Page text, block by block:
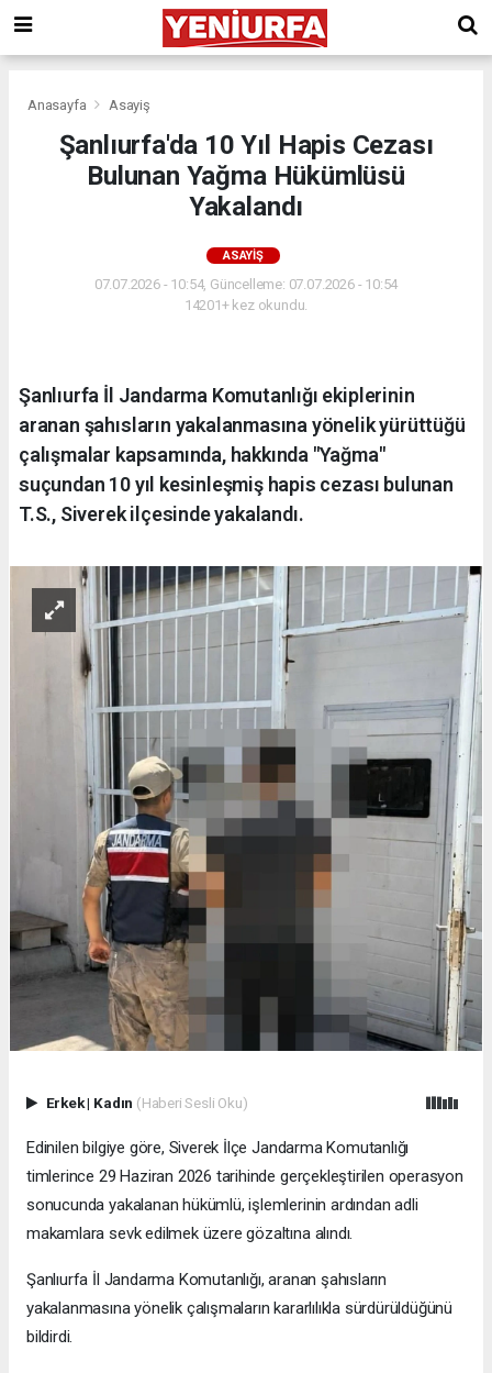
Anasayfa Asayiş
Şanlıurfa'da 10 Yıl Hapis Cezası
Bulunan Yağma Hükümlüsü
Yakalandı
ASAYIŞ
07.07.2026 - 10:54, Güncelleme: 07.07.2026 - 10:54
14201+ kez okundu.
Şanlıurfa İl Jandarma Komutanlığı ekiplerinin
aranan şahısların yakalanmasına yönelik yürüttüğü
çalışmalar kapsamında, hakkında "Yağma"
suçundan 10 yıl kesinleşmiş hapis cezası bulunan
T.S., Siverek ilçesinde yakalandı.
Erkek| Kadın (Haberi Sesli Oku)
Edinilen bilgiye göre, Siverek İlçe Jandarma Komutanlığı
timlerince 29 Haziran 2026 tarihinde gerçekleştirilen operasyon
sonucunda yakalanan hükümlü, işlemlerinin ardından adli
makamlara sevk edilmek üzere gözaltına alındı.
Şanlıurfa İl Jandarma Komutanlığı, aranan şahısların
yakalanmasına yönelik çalışmaların kararlılıkla sürdürüldüğünü
bildirdi.